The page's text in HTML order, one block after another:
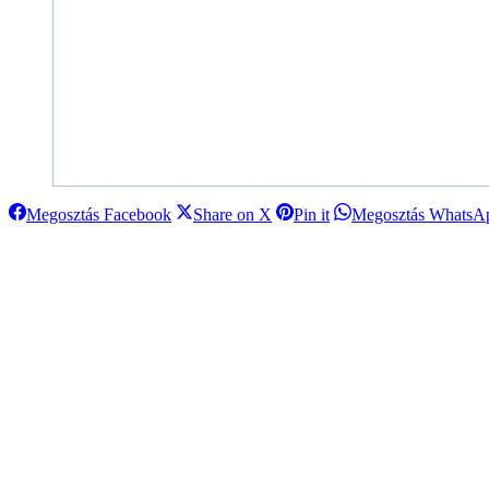
Megosztás FacebookMegosztás
Share on X Megosztás
Pin itMegosztás
Megosztás